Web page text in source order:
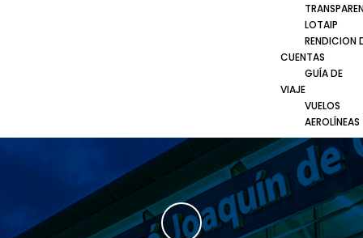
LOTAIP
RENDICION
CUENTAS
GUÍA DE
VIAJE
VUELOS
AEROLÍNEAS